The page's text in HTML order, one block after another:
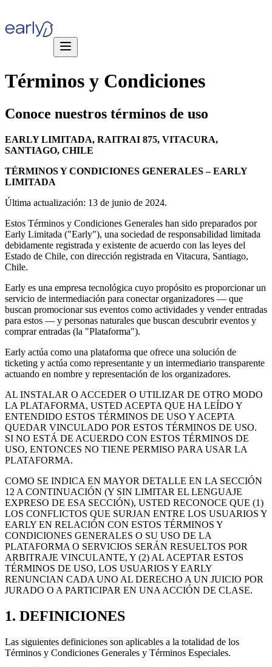
Términos y Condiciones
Conoce nuestros términos de uso
EARLY LIMITADA, RAITRAI 875, VITACURA,
SANTIAGO, CHILE
TÉRMINOS Y CONDICIONES GENERALES – EARLY
LIMITADA
Última actualización: 13 de junio de 2024.
Estos Términos y Condiciones Generales han sido preparados por
Early Limitada ("Early"), una sociedad de responsabilidad limitada
debidamente registrada y existente de acuerdo con las leyes del
Estado de Chile, con dirección registrada en Vitacura, Santiago,
Chile.
Early es una empresa tecnológica cuyo propósito es proporcionar un
servicio de intermediación para conectar organizadores — que
buscan promocionar sus eventos como actividades y vender entradas
para estos — y personas naturales que buscan descubrir eventos y
comprar entradas (la "Plataforma").
Early actúa como una plataforma que ofrece una solución de
ticketing y actúa como representante y un intermediario transparente
actuando en nombre y representación de los organizadores.
AL INSTALAR O ACCEDER O UTILIZAR DE OTRO MODO
LA PLATAFORMA, USTED ACEPTA QUE HA LEÍDO Y
ENTENDIDO ESTOS TÉRMINOS DE USO Y ACEPTA
QUEDAR VINCULADO POR ESTOS TÉRMINOS DE USO.
SI NO ESTÁ DE ACUERDO CON ESTOS TÉRMINOS DE
USO, ENTONCES NO TIENE PERMISO PARA USAR LA
PLATAFORMA.
COMO SE INDICA EN MAYOR DETALLE EN LA SECCIÓN
12 A CONTINUACIÓN (Y SIN LIMITAR EL LENGUAJE
EXPRESO DE ESA SECCIÓN), USTED RECONOCE QUE (1)
LOS CONFLICTOS QUE SURJAN ENTRE LOS USUARIOS Y
EARLY EN RELACIÓN CON ESTOS TÉRMINOS Y
CONDICIONES GENERALES O SU USO DE LA
PLATAFORMA O SERVICIOS SERÁN RESUELTOS POR
ARBITRAJE VINCULANTE, Y (2) AL ACEPTAR ESTOS
TÉRMINOS DE USO, LOS USUARIOS Y EARLY
RENUNCIAN CADA UNO AL DERECHO A UN JUICIO POR
JURADO O A PARTICIPAR EN UNA ACCIÓN DE CLASE.
1. DEFINICIONES
Las siguientes definiciones son aplicables a la totalidad de los
Términos y Condiciones Generales y Términos Especiales.